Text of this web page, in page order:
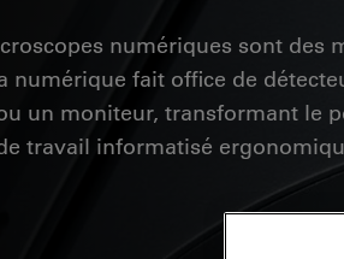
numériques sont des
numérique fait office de
un moniteur, transformant le
travail informatisé